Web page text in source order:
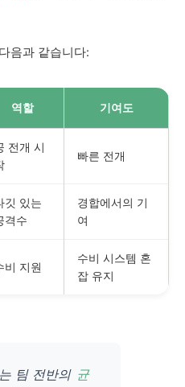
음과 같습니다:
역할 기여도
전개 시
빠른 전개
깃 있는
격수
경합에서의 기
여
비 지원
수비 시스템 혼
잡 유지
팀 전반의 균